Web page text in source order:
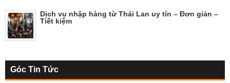
Dịch vụ nhập hàng từ Thái Lan uy tín – Đơn giản –
Tiết kiệm
Góc Tin Tức